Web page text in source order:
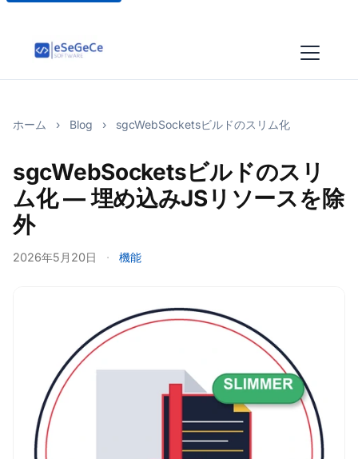
ホーム › Blog › sgcWebSocketsビルドのスリム化
sgcWebSocketsビルドのスリ
ム化 — 埋め込みJSリソースを除
外
2026年5月20日 · 機能